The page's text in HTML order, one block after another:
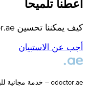
أعطنا تلميحاً
كيف يمكننا تحسين odoctor.ae بالنسبة لك؟
أجب عن الاستبيان
odoctor.ae – خدمة مجانية للبحث عن طبيب وحجز موعد عبر الإنترنت